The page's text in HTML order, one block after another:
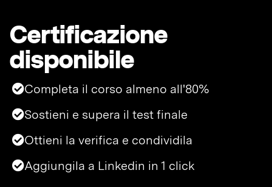
Certificazione
disponibile
Completa il corso almeno all'80%
Sostieni e supera il test finale
Ottieni la verifica e condividila
Aggiungila a Linkedin in 1 click